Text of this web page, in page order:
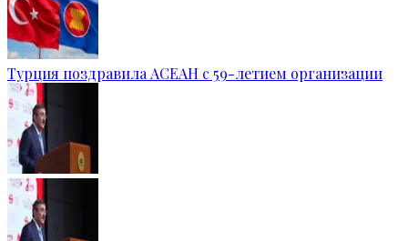
Турция поздравила АСЕАН с 59-летием организации